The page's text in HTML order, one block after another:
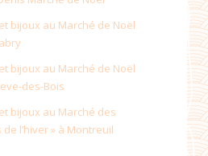
bijoux au Marché de Noël
bijoux au Marché de Noël
des-Bois
bijoux au Marché des
l’hiver » à Montreuil